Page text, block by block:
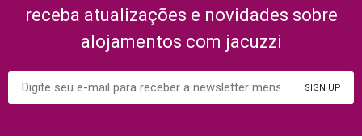
receba atualizações e novidades sobre
alojamentos com jacuzzi